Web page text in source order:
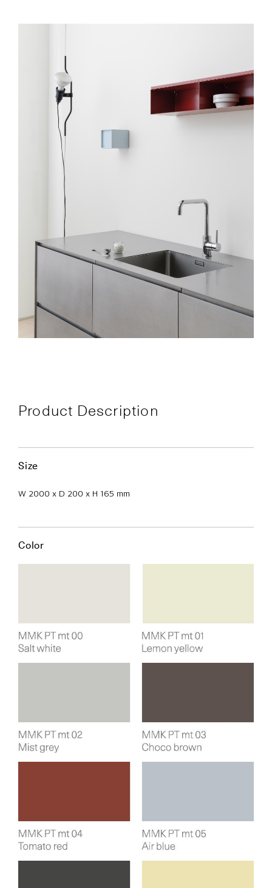
Product Description
Size
W 2000 x D 200 x H 165 mm
Color